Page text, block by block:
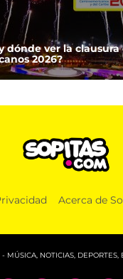
dónde ver la clausura
2026?
Acerca de
MÚSICA, NOTICIAS, DEPORTES,